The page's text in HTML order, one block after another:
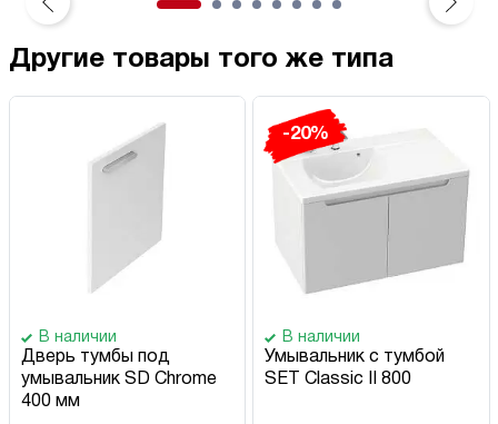
Другие товары того же типа
В наличии
Дверь тумбы под
умывальник SD Chrome
400 мм
-20%
В наличии
Умывальник с тумбой
SET Classic II 800